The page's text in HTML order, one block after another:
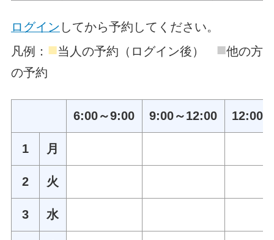
ログイン してから予約してください。
凡例： ■当人の予約（ログイン後） ■他の方
の予約
6:00～9:00 9:00～12:00 12:00
1 月
2 火
3 水